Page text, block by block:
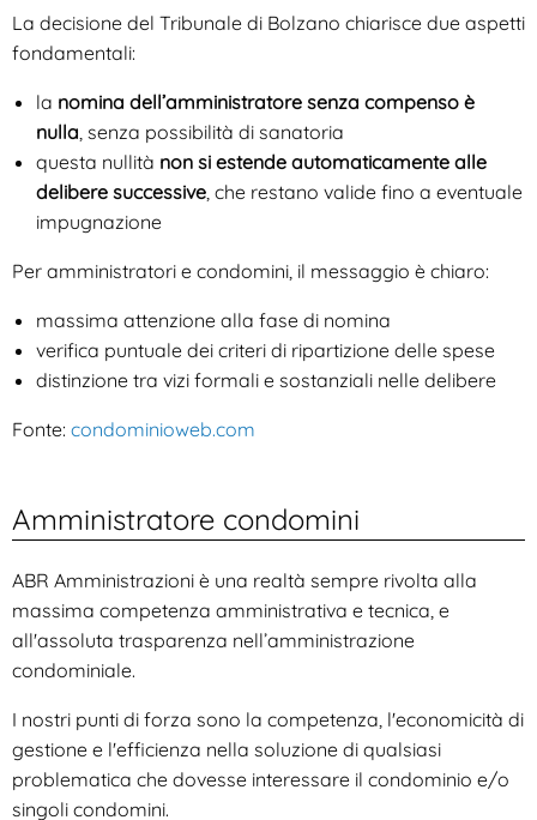
La decisione del Tribunale di Bolzano chiarisce due aspetti
fondamentali:
la nomina dell’amministratore senza compenso è
nulla, senza possibilità di sanatoria
questa nullità non si estende automaticamente alle
delibere successive, che restano valide fino a eventuale
impugnazione
Per amministratori e condomini, il messaggio è chiaro:
massima attenzione alla fase di nomina
verifica puntuale dei criteri di ripartizione delle spese
distinzione tra vizi formali e sostanziali nelle delibere
Fonte: condominioweb.com
Amministratore condomini
ABR Amministrazioni è una realtà sempre rivolta alla
massima competenza amministrativa e tecnica, e
all'assoluta trasparenza nell’amministrazione
condominiale.
I nostri punti di forza sono la competenza, l'economicità di
gestione e l'efficienza nella soluzione di qualsiasi
problematica che dovesse interessare il condominio e/o
singoli condomini.